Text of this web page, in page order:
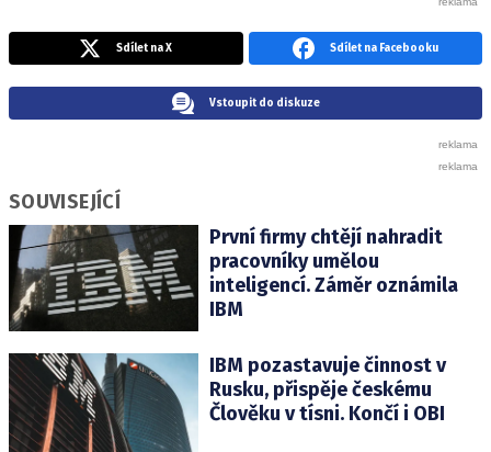
Sdílet na X Sdílet na Facebooku
Vstoupit do diskuze
SOUVISEJÍCÍ
První firmy chtějí nahradit
pracovníky umělou
inteligencí. Záměr oznámila
IBM
IBM pozastavuje činnost v
Rusku, přispěje českému
Člověku v tísni. Končí i OBI